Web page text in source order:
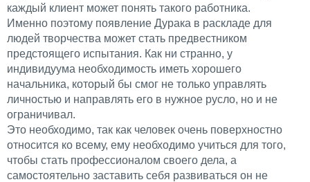
каждый клиент может понять такого работника.
Именно поэтому появление Дурака в раскладе для
людей творчества может стать предвестником
предстоящего испытания. Как ни странно, у
индивидуума необходимость иметь хорошего
начальника, который бы смог не только управлять
личностью и направлять его в нужное русло, но и не
ограничивал.
Это необходимо, так как человек очень поверхностно
относится ко всему, ему необходимо учиться для того,
чтобы стать профессионалом своего дела, а
самостоятельно заставить себя развиваться он не